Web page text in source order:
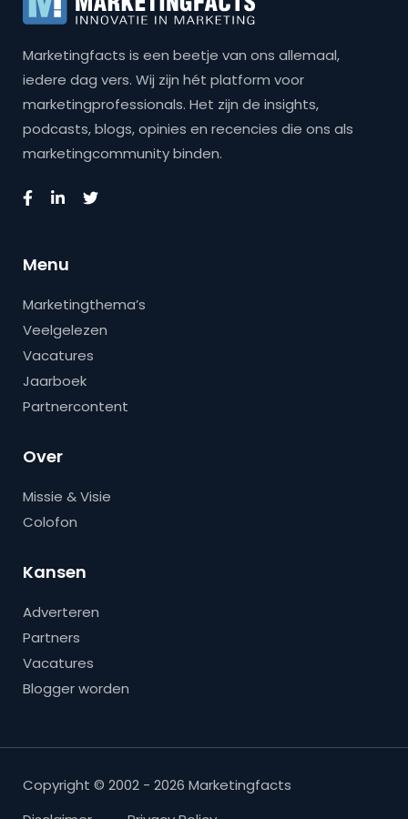
Marketingfacts is een beetje van ons allemaal,
iedere dag vers. Wij zijn hét platform voor
marketingprofessionals. Het zijn de insights,
podcasts, blogs, opinies en recencies die ons als
marketingcommunity binden.
Menu
Marketingthema’s
Veelgelezen
Vacatures
Jaarboek
Partnercontent
Over
Missie & Visie
Colofon
Kansen
Adverteren
Partners
Vacatures
Blogger worden
Copyright © 2002 - 2026 Marketingfacts